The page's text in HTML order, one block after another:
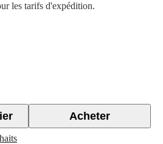
les tarifs d'expédition.
Acheter